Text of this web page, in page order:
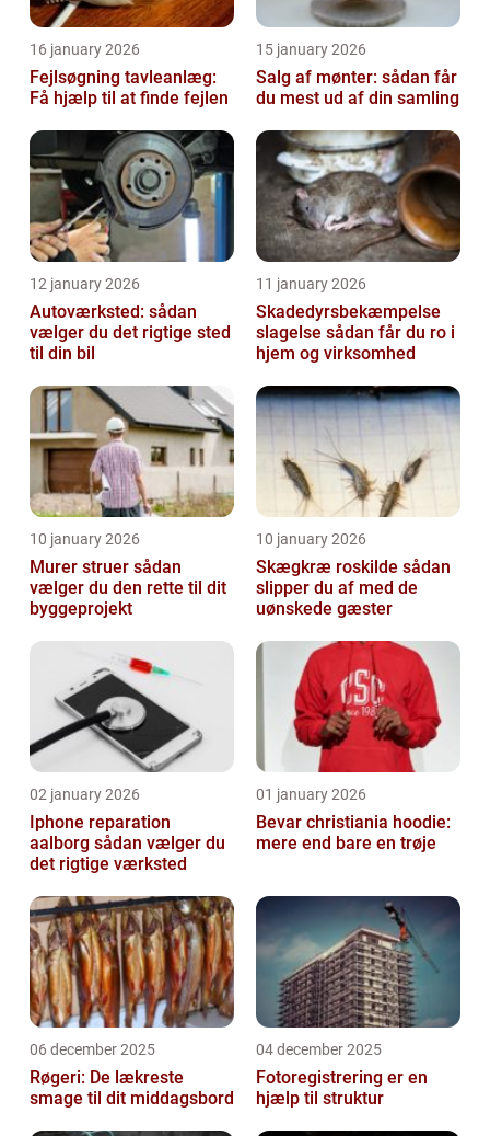
16 january 2026
Fejlsøgning tavleanlæg:
Få hjælp til at finde fejlen
15 january 2026
Salg af mønter: sådan får
du mest ud af din samling
12 january 2026
Autoværksted: sådan
vælger du det rigtige sted
til din bil
11 january 2026
Skadedyrsbekæmpelse
slagelse sådan får du ro i
hjem og virksomhed
10 january 2026
Murer struer sådan
vælger du den rette til dit
byggeprojekt
10 january 2026
Skægkræ roskilde sådan
slipper du af med de
uønskede gæster
02 january 2026
Iphone reparation
aalborg sådan vælger du
det rigtige værksted
01 january 2026
Bevar christiania hoodie:
mere end bare en trøje
06 december 2025
Røgeri: De lækreste
smage til dit middagsbord
04 december 2025
Fotoregistrering er en
hjælp til struktur